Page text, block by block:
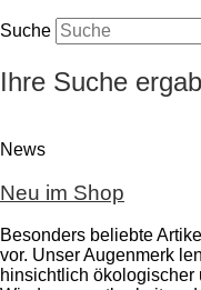
Suche
Ihre Suche
News
Neu im Shop
Besonders beliebte
vor. Unser Augenmerk
hinsichtlich